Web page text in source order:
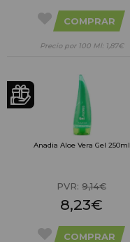
COMPRAR
Precio por 100 Ml: 1,87€
Anadia Aloe Vera Gel 250ml
PVR: 9,14€
8,23€
COMPRAR